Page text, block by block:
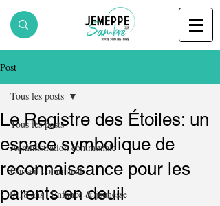
Post
Tous les posts
Administration communale
Conseil communal
0-18 ans | Enfance & jeunesse
Tous les posts
Le Registre des Étoiles: un
espace symbolique de
reconnaissance pour les
parents en deuil